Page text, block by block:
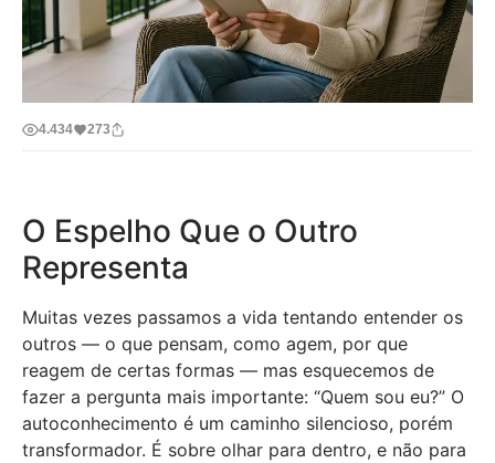
4.434 273
O Espelho Que o Outro
Representa
Muitas vezes passamos a vida tentando entender os
outros — o que pensam, como agem, por que
reagem de certas formas — mas esquecemos de
fazer a pergunta mais importante: “Quem sou eu?” O
autoconhecimento é um caminho silencioso, porém
transformador. É sobre olhar para dentro, e não para